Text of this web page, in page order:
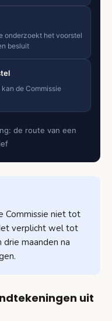
onderzoekt het voorstel
besluit
de Commissie
de route van een
Commissie niet tot
verplicht wel tot
maanden na
uit